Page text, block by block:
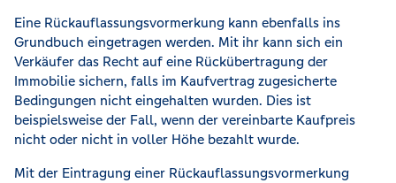
Eine Rückauflassungsvormerkung kann ebenfalls ins
Grundbuch eingetragen werden. Mit ihr kann sich ein
Verkäufer das Recht auf eine Rückübertragung der
Immobilie sichern, falls im Kaufvertrag zugesicherte
Bedingungen nicht eingehalten wurden. Dies ist
beispielsweise der Fall, wenn der vereinbarte Kaufpreis
nicht oder nicht in voller Höhe bezahlt wurde.
Mit der Eintragung einer Rückauflassungsvormerkung